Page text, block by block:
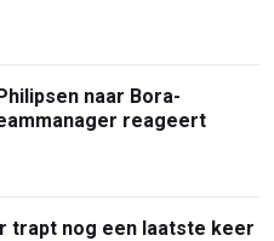
naar Bora-
reageert
trapt nog een laatste keer